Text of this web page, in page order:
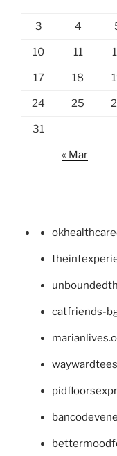
3 4
10 11
17 18
24 25
31
« Mar
catfriends-